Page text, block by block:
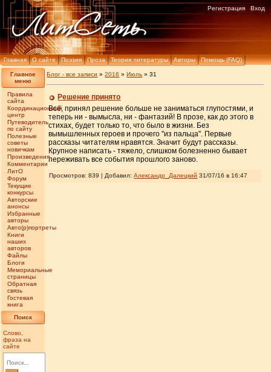
Главная О сайте Поэзия Проза Теория литературы Авторы Помощь (FAQ)
Регистрация Вход
Главное
меню
Правила
сайта
Координационный
центр
Путеводитель
по сайту
Полезные
советы
новичкам
Произведения
Комментарии
ЛитО
Форум
Текущие
конкурсы
Авторские
анонсы
Избранные
авторы
Авто(р)портреты
Книги
наших
авторов
Файлы
Блоги
Мемориальные
страницы
Обратная
связь
Гостевая
книга
Поиск
Слово,
фраза на
сайте
Блог - все записи »2016 » Июль » 31
Решение принято
Всё, принял решение больше не заниматься глупостями, и
теперь ни - вымысла, ни - фантазий! В прозе, как до этого в
стихах, будет только то, что было в жизни. Без
вымышленных героев и прочего "из пальца". Первые
рассказы читателям нравятся. Значит будут рассказы.
Крупное написать - тяжело, слишком болезненно бывает
переживать все события прошлого заново.
Просмотров: 839 | Добавил:Александр_Далецкий 31/07/16 в 16:47